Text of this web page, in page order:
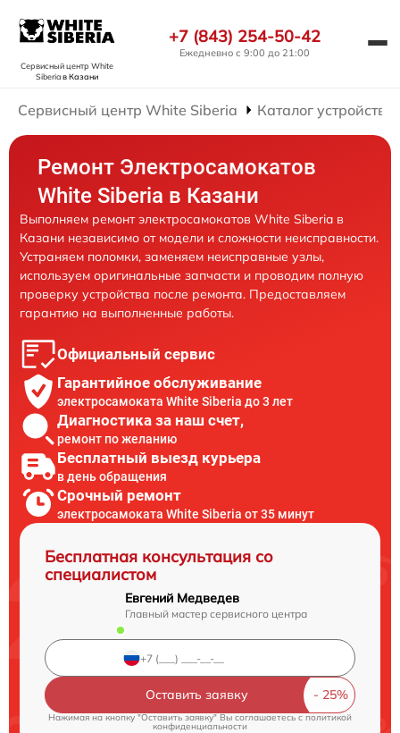
Сервисный центр White
Siberiaв Казани
+7 (843) 254-50-42
Ежедневно с 9:00 до 21:00
Сервисный центр White Siberia Каталог устройств
Ремонт Электросамокатов
White Siberia в Казани
Выполняем ремонт электросамокатов White Siberia в
Казани независимо от модели и сложности неисправности.
Устраняем поломки, заменяем неисправные узлы,
используем оригинальные запчасти и проводим полную
проверку устройства после ремонта. Предоставляем
гарантию на выполненные работы.
Официальный сервис
Гарантийное обслуживание
электросамоката White Siberia до 3 лет
Диагностика за наш счет,
ремонт по желанию
Бесплатный выезд курьера
в день обращения
Срочный ремонт
электросамоката White Siberia от 35 минут
Бесплатная консультация со
специалистом
Евгений Медведев
Главный мастер сервисного центра
Оставить заявку
Нажимая на кнопку "Оставить заявку" Вы соглашаетесь cполитикой
конфиденциальности